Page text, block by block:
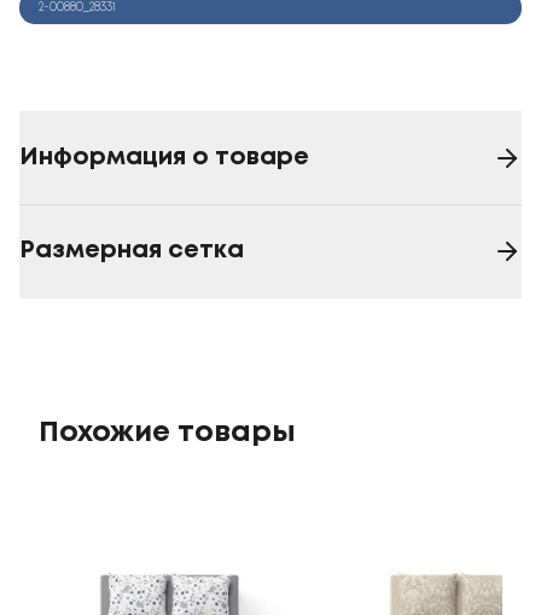
2-00880_28331
Информация о товаре
Размерная сетка
Похожие товары